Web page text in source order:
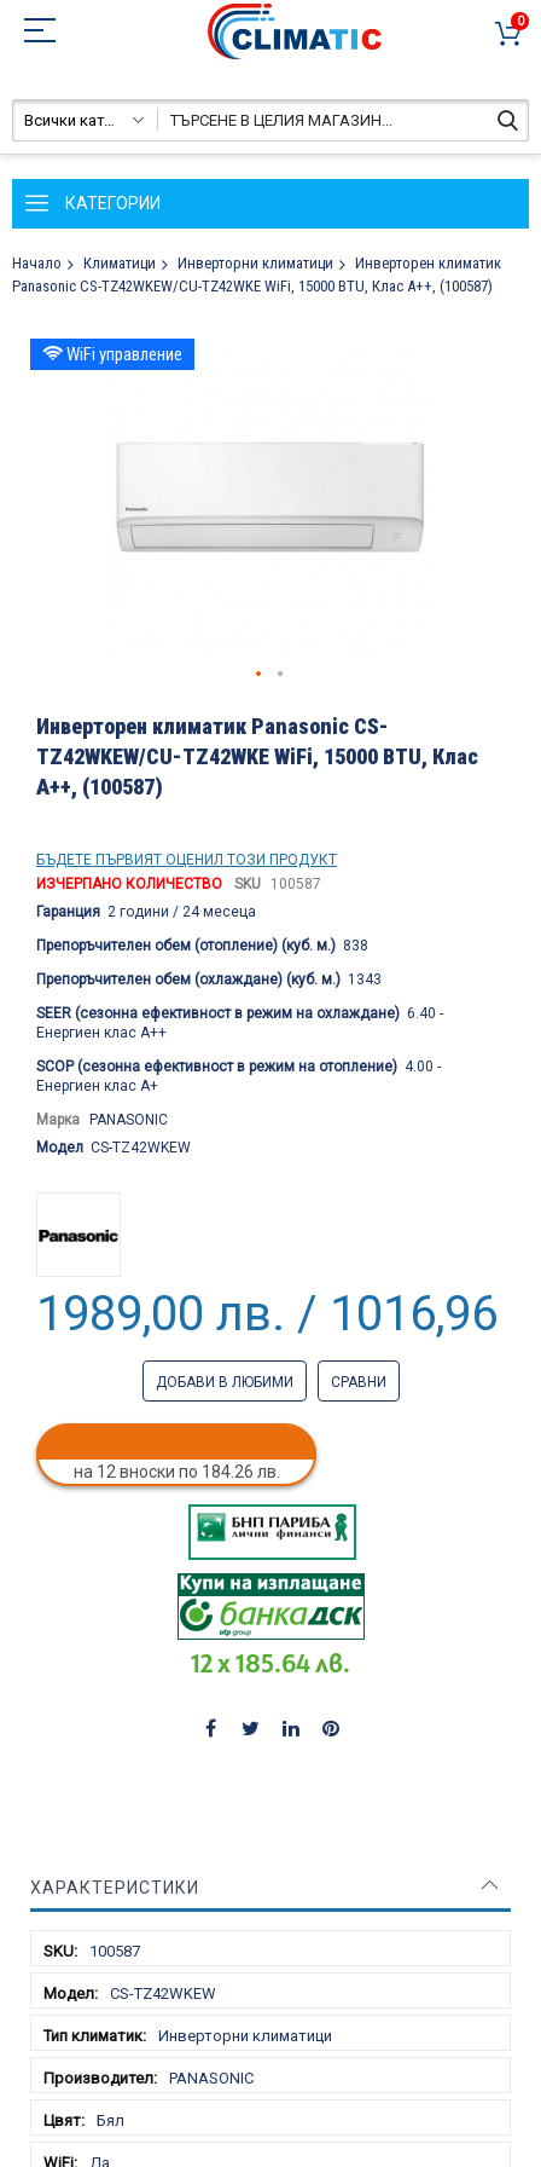
0
Всички категории
КАТЕГОРИИ
Начало Климатици Инверторни климатици
Инверторен климатик
Panasonic CS-TZ42WKEW/CU-TZ42WKE WiFi, 15000 BTU, Клас A++, (100587)
Преминете
към
WiFi управление
към
началото
на
галерия
Инверторен климатик Panasonic CS-
TZ42WKEW/CU-TZ42WKE WiFi, 15000 BTU, Клас
A++, (100587)
БЪДЕТЕ ПЪРВИЯТ ОЦЕНИЛ ТОЗИ ПРОДУКТ
ИЗЧЕРПАНО КОЛИЧЕСТВО
SKU
100587
Гаранция 2 години / 24 месеца
Препоръчителен обем (отопление) (куб. м.) 838
Препоръчителен обем (охлаждане) (куб. м.) 1343
SEER (сезонна ефективност в режим на охлаждане) 6.40 -
Енергиен клас А++
SCOP (сезонна ефективност в режим на отопление) 4.00 -
Енергиен клас А+
Марка PANASONIC
Модел CS-TZ42WKEW
1989,00 лв. / 1016,96 €
ДОБАВИ В ЛЮБИМИ СРАВНИ
на 12 вноски по 184.26 лв.
12 x 185.64 лв.
ХАРАКТЕРИСТИКИ
100587
CS-TZ42WKEW
Инверторни климатици
PANASONIC
Бял
Да